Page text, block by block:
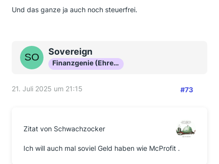
Und das ganze ja auch noch steuerfrei.
Sovereign
Finanzgenie (Ehrenmitglied)
21. Juli 2025 um 21:15 #73
Zitat von Schwachzocker
Ich will auch mal soviel Geld haben wie McProfit .